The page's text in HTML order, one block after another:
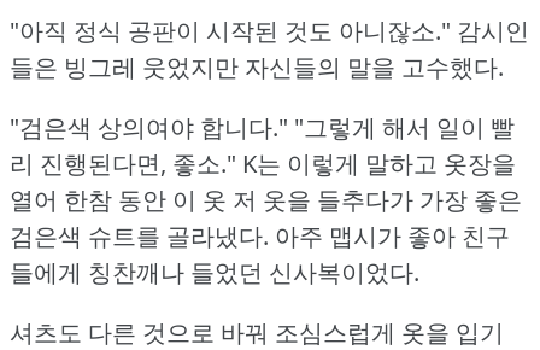
"아직 정식 공판이 시작된 것도 아니잖소." 감시인
들은 빙그레 웃었지만 자신들의 말을 고수했다.
"검은색 상의여야 합니다." "그렇게 해서 일이 빨
리 진행된다면, 좋소." K는 이렇게 말하고 옷장을
열어 한참 동안 이 옷 저 옷을 들추다가 가장 좋은
검은색 슈트를 골라냈다. 아주 맵시가 좋아 친구
들에게 칭찬깨나 들었던 신사복이었다.
셔츠도 다른 것으로 바꿔 조심스럽게 옷을 입기